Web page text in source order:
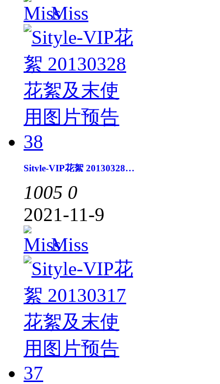
Miss
Sityle-VIP花絮 20130328花絮及末使用图片预告38
1005 0
2021-11-9
Miss